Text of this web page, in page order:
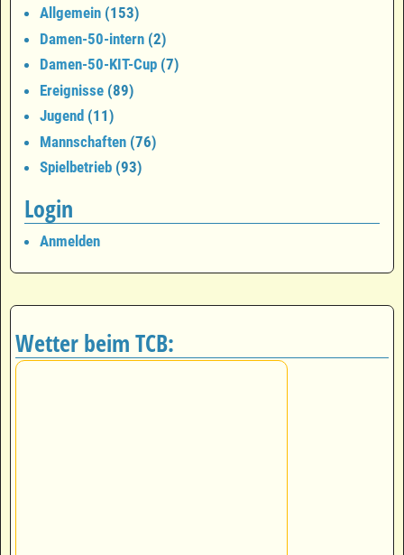
Allgemein (153)
Damen-50-intern (2)
Damen-50-KIT-Cup (7)
Ereignisse (89)
Jugend (11)
Mannschaften (76)
Spielbetrieb (93)
Login
Anmelden
Wetter beim TCB: